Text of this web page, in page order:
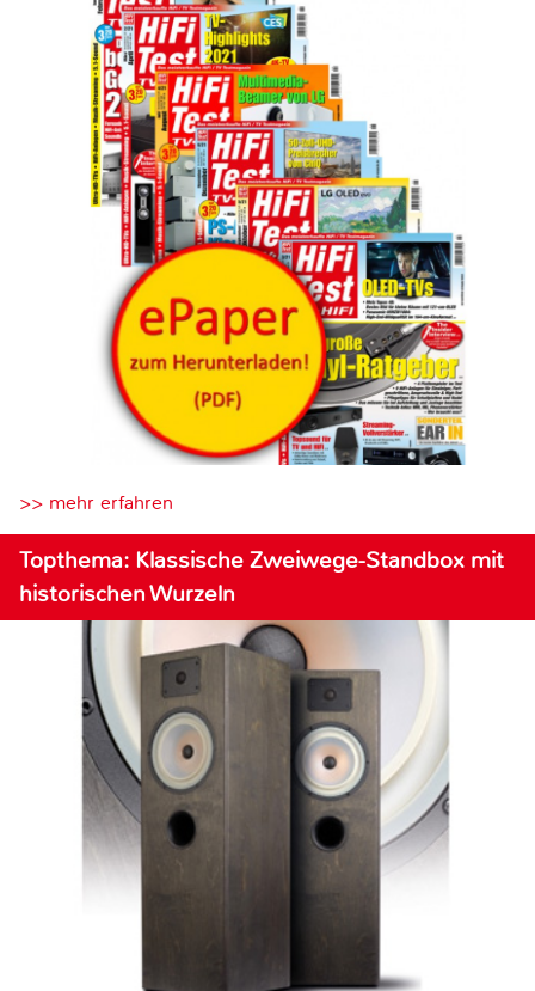
>> mehr erfahren
Topthema: Klassische Zweiwege-Standbox mit
historischen Wurzeln